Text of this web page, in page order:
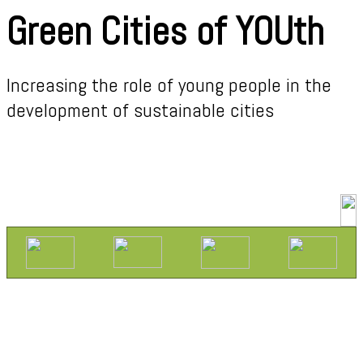
Green Cities of YOUth
Increasing the role of young people in the
development of sustainable cities